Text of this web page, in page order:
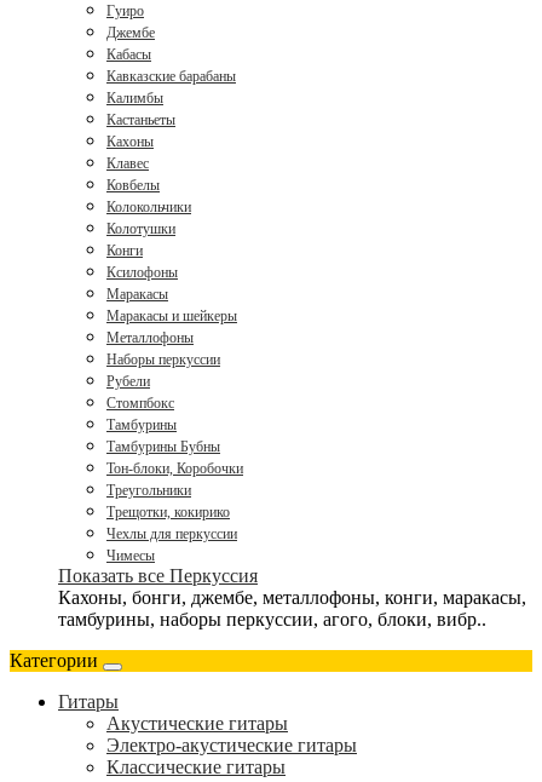
Гуиро
Джембе
Кабасы
Кавказские барабаны
Калимбы
Кастаньеты
Кахоны
Клавес
Ковбелы
Колокольчики
Колотушки
Конги
Ксилофоны
Маракасы
Маракасы и шейкеры
Металлофоны
Наборы перкуссии
Рубели
Стомпбокс
Тамбурины
Тамбурины Бубны
Тон-блоки, Коробочки
Треугольники
Трещотки, кокирико
Чехлы для перкуссии
Чимесы
Показать все Перкуссия
Кахоны, бонги, джембе, металлофоны, конги, маракасы,
тамбурины, наборы перкуссии, агого, блоки, вибр..
Категории
Гитары
Акустические гитары
Электро-акустические гитары
Классические гитары